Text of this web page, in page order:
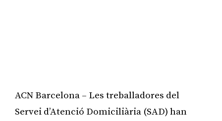
ACN Barcelona – Les treballadores del
Servei d’Atenció Domiciliària (SAD) han